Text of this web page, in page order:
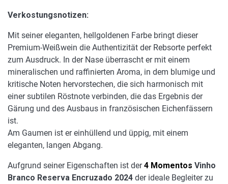
Verkostungsnotizen:
Mit seiner eleganten, hellgoldenen Farbe bringt dieser
Premium-Weißwein die Authentizität der Rebsorte perfekt
zum Ausdruck. In der Nase überrascht er mit einem
mineralischen und raffinierten Aroma, in dem blumige und
kritische Noten hervorstechen, die sich harmonisch mit
einer subtilen Röstnote verbinden, die das Ergebnis der
Gärung und des Ausbaus in französischen Eichenfässern
ist.
Am Gaumen ist er einhüllend und üppig, mit einem
eleganten, langen Abgang.
Aufgrund seiner Eigenschaften ist der4 Momentos Vinho
Branco Reserva Encruzado 2024 der ideale Begleiter zu